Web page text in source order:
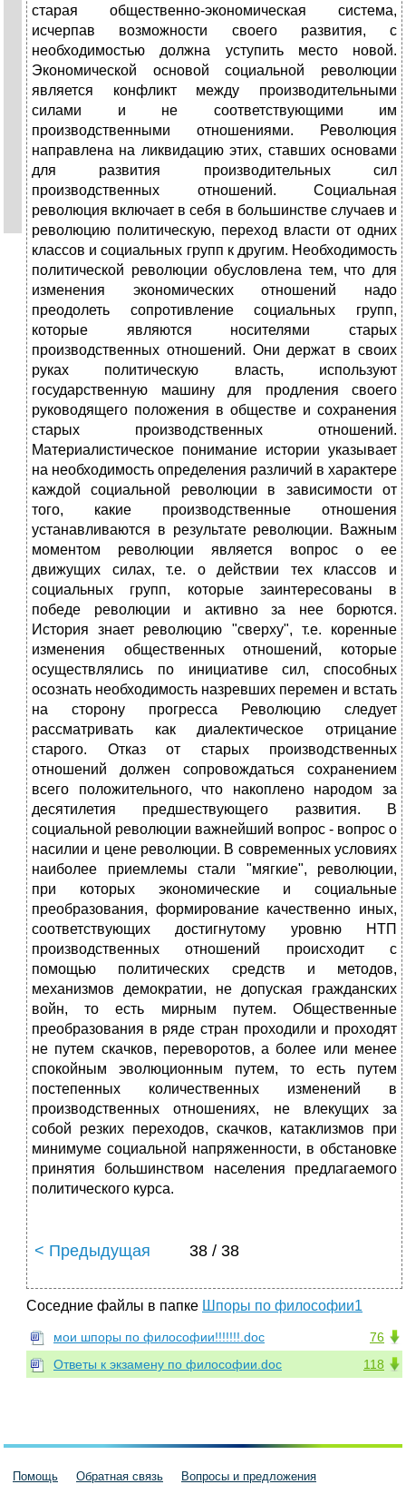
старая общественно-экономическая система,
исчерпав возможности своего развития, с
необходимостью должна уступить место новой.
Экономической основой социальной революции
является конфликт между производительными
силами и не соответствующими им
производственными отношениями. Революция
направлена на ликвидацию этих, ставших основами
для развития производительных сил
производственных отношений. Социальная
революция включает в себя в большинстве случаев и
революцию политическую, переход власти от одних
классов и социальных групп к другим. Необходимость
политической революции обусловлена тем, что для
изменения экономических отношений надо
преодолеть сопротивление социальных групп,
которые являются носителями старых
производственных отношений. Они держат в своих
руках политическую власть, используют
государственную машину для продления своего
руководящего положения в обществе и сохранения
старых производственных отношений.
Материалистическое понимание истории указывает
на необходимость определения различий в характере
каждой социальной революции в зависимости от
того, какие производственные отношения
устанавливаются в результате революции. Важным
моментом революции является вопрос о ее
движущих силах, т.е. о действии тех классов и
социальных групп, которые заинтересованы в
победе революции и активно за нее борются.
История знает революцию "сверху", т.е. коренные
изменения общественных отношений, которые
осуществлялись по инициативе сил, способных
осознать необходимость назревших перемен и встать
на сторону прогресса Революцию следует
рассматривать как диалектическое отрицание
старого. Отказ от старых производственных
отношений должен сопровождаться сохранением
всего положительного, что накоплено народом за
десятилетия предшествующего развития. В
социальной революции важнейший вопрос - вопрос о
насилии и цене революции. В современных условиях
наиболее приемлемы стали "мягкие", революции,
при которых экономические и социальные
преобразования, формирование качественно иных,
соответствующих достигнутому уровню НТП
производственных отношений происходит с
помощью политических средств и методов,
механизмов демократии, не допуская гражданских
войн, то есть мирным путем. Общественные
преобразования в ряде стран проходили и проходят
не путем скачков, переворотов, а более или менее
спокойным эволюционным путем, то есть путем
постепенных количественных изменений в
производственных отношениях, не влекущих за
собой резких переходов, скачков, катаклизмов при
минимуме социальной напряженности, в обстановке
принятия большинством населения предлагаемого
политического курса.
< Предыдущая 38 / 38
Соседние файлы в папке Шпоры по философии1
76
мои шпоры по философии!!!!!!!.doc
118
Ответы к экзамену по философии.doc
Помощь Обратная связь Вопросы и предложения